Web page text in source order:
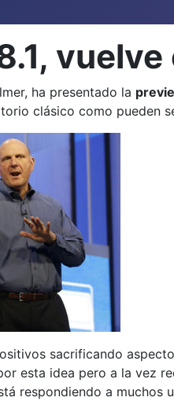
ha presentado la
clásico como pueden
sacrificando
esta idea pero a la vez
respondiendo a muchos